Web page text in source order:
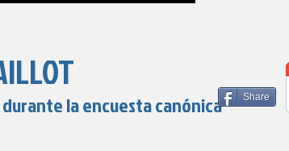
la encuesta canónica
Share